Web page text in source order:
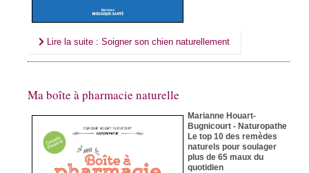
Lire la suite : Soigner son chien naturellement
Ma boîte à pharmacie naturelle
Marianne Houart-
Bugnicourt - Naturopathe
Le top 10 des remèdes
naturels pour soulager
plus de 65 maux du
quotidien